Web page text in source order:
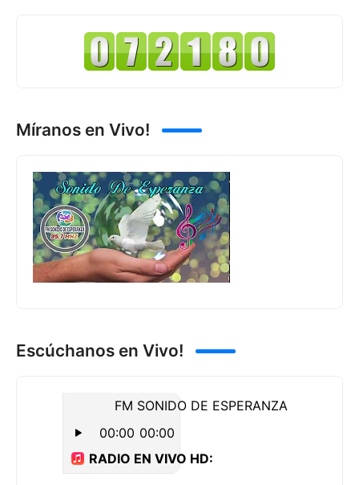
Míranos en Vivo!
Escúchanos en Vivo!